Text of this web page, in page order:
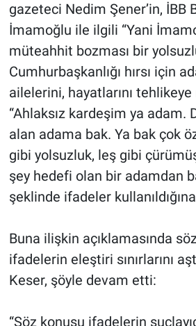
gazeteci Nedim Şener’in, İBB
İmamoğlu ile ilgili “Yani
müteahhit bozması bir
Cumhurbaşkanlığı hırsı için
ailelerini, hayatlarını tehlikeye
“Ahlaksız kardeşim ya adam.
alan adama bak. Ya bak çok
gibi yolsuzluk, leş gibi
şey hedefi olan bir adamdan
şeklinde ifadeler
Buna ilişkin açıklamasında
ifadelerin eleştiri sınırlarını
Keser, şöyle devam etti:
“Söz konusu ifadelerin